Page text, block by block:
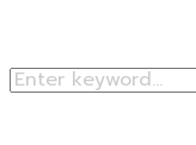
Search